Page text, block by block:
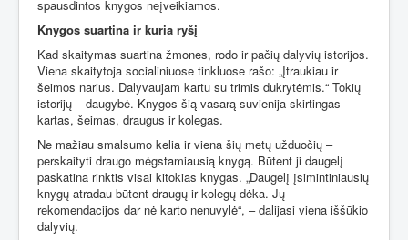
spausdintos knygos neįveikiamos.
Knygos suartina ir kuria ryšį
Kad skaitymas suartina žmones, rodo ir pačių dalyvių istorijos.
Viena skaitytoja socialiniuose tinkluose rašo: „Įtraukiau ir
šeimos narius. Dalyvaujam kartu su trimis dukrytėmis.“ Tokių
istorijų – daugybė. Knygos šią vasarą suvienija skirtingas
kartas, šeimas, draugus ir kolegas.
Ne mažiau smalsumo kelia ir viena šių metų užduočių –
perskaityti draugo mėgstamiausią knygą. Būtent ji daugelį
paskatina rinktis visai kitokias knygas. „Daugelį įsimintiniausių
knygų atradau būtent draugų ir kolegų dėka. Jų
rekomendacijos dar nė karto nenuvylė“, – dalijasi viena iššūkio
dalyvių.